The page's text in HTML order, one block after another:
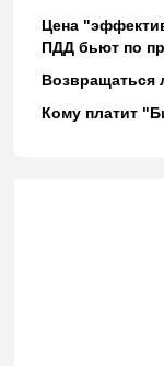
Цена
ПДД бьют по
Возвращаться
Кому платит